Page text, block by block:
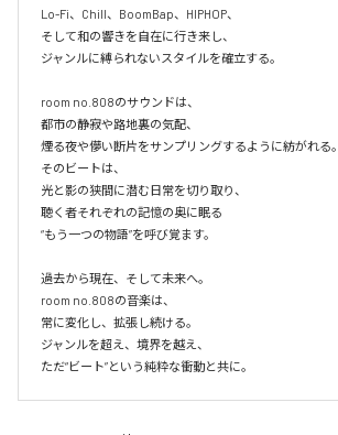
Lo-Fi、Chill、BoomBap、HIPHOP、
そして和の響きを自在に行き来し、
ジャンルに縛られないスタイルを確立する。
room no.808のサウンドは、
都市の静寂や路地裏の気配、
煙る夜や儚い断片をサンプリングするように紡がれる。
そのビートは、
光と影の狭間に潜む日常を切り取り、
聴く者それぞれの記憶の奥に眠る
“もう一つの物語”を呼び覚ます。
過去から現在、そして未来へ。
room no.808の音楽は、
常に変化し、拡張し続ける。
ジャンルを超え、境界を越え、